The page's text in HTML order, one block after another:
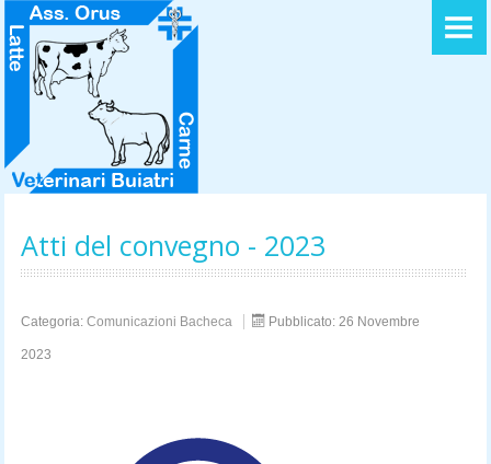
HOME
LOGO DELL' ASSOCIAZIONE
STATUTO
ACCORDO QUADRO
LA MISSION
CONTATTI
Atti del convegno - 2023
Categoria: Comunicazioni Bacheca Pubblicato: 26 Novembre
2023